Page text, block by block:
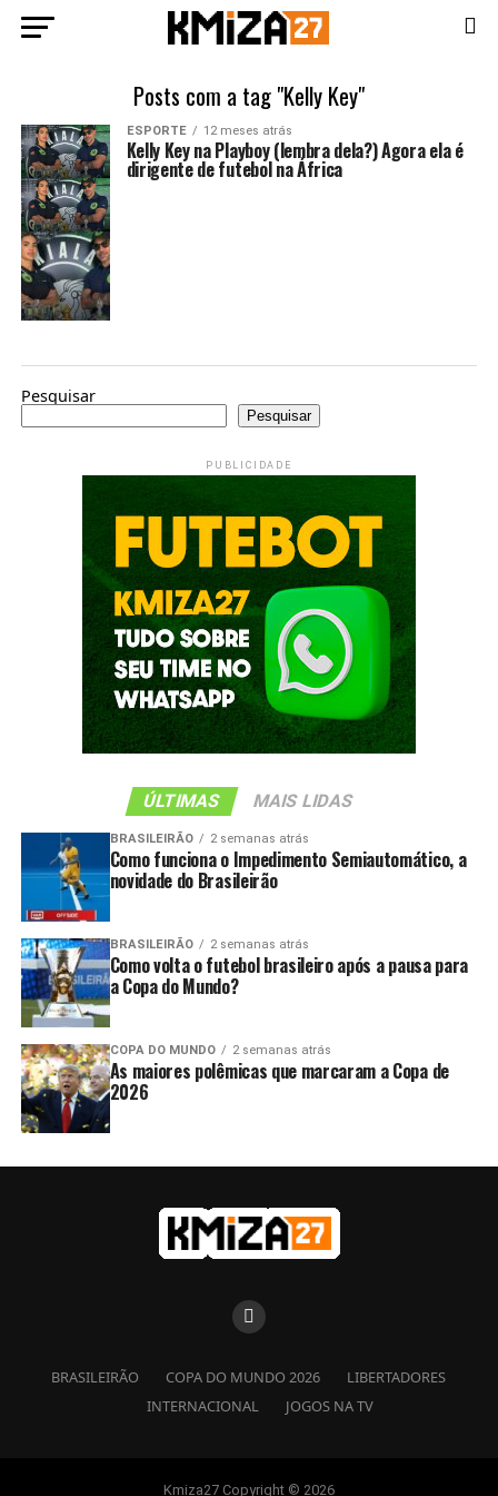
Posts com a tag "Kelly Key"
ESPORTE 12 meses atrás
Kelly Key na Playboy (lembra dela?) Agora ela é
dirigente de futebol na África
Pesquisar
Pesquisar
PUBLICIDADE
ÚLTIMAS MAIS LIDAS
BRASILEIRÃO 2 semanas atrás
Como funciona o Impedimento Semiautomático, a
novidade do Brasileirão
BRASILEIRÃO 2 semanas atrás
Como volta o futebol brasileiro após a pausa para
a Copa do Mundo?
COPA DO MUNDO 2 semanas atrás
As maiores polêmicas que marcaram a Copa de
2026
BRASILEIRÃO COPA DO MUNDO 2026
LIBERTADORES
INTERNACIONAL
JOGOS NA TV
Kmiza27 Copyright © 2026